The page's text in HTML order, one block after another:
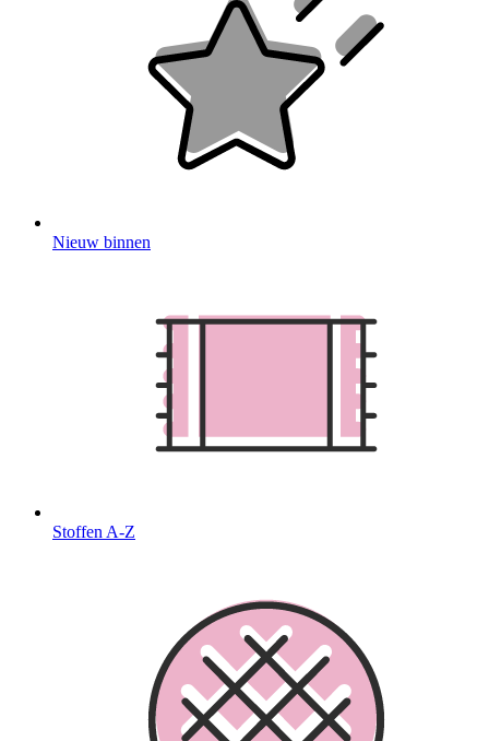
Nieuw binnen
Stoffen A-Z